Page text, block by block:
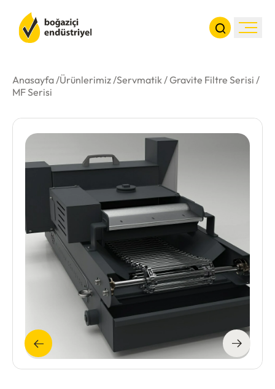
Kurumsal
İletişim
Anasayfa /Ürünlerimiz /Servmatik/Gravite Filtre Serisi /
MF Serisi